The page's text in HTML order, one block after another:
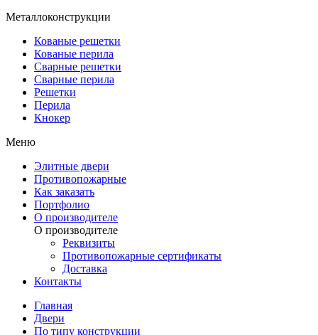
Металлоконструкции
Кованые решетки
Кованые перила
Сварные решетки
Сварные перила
Решетки
Перила
Кнокер
Меню
Элитные двери
Противопожарные
Как заказать
Портфолио
О производителе
О производителе
Реквизиты
Противопожарные сертификаты
Доставка
Контакты
Главная
Двери
По типу конструкции